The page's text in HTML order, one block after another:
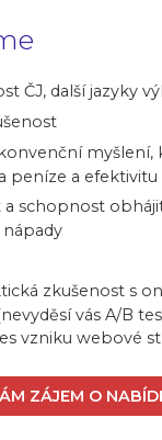
ČJ, další jazyky
myšlení,
peníze a efektivitu
a schopnost
zkušenost s
vás A/B
vzniku webové
ZÁJEM O